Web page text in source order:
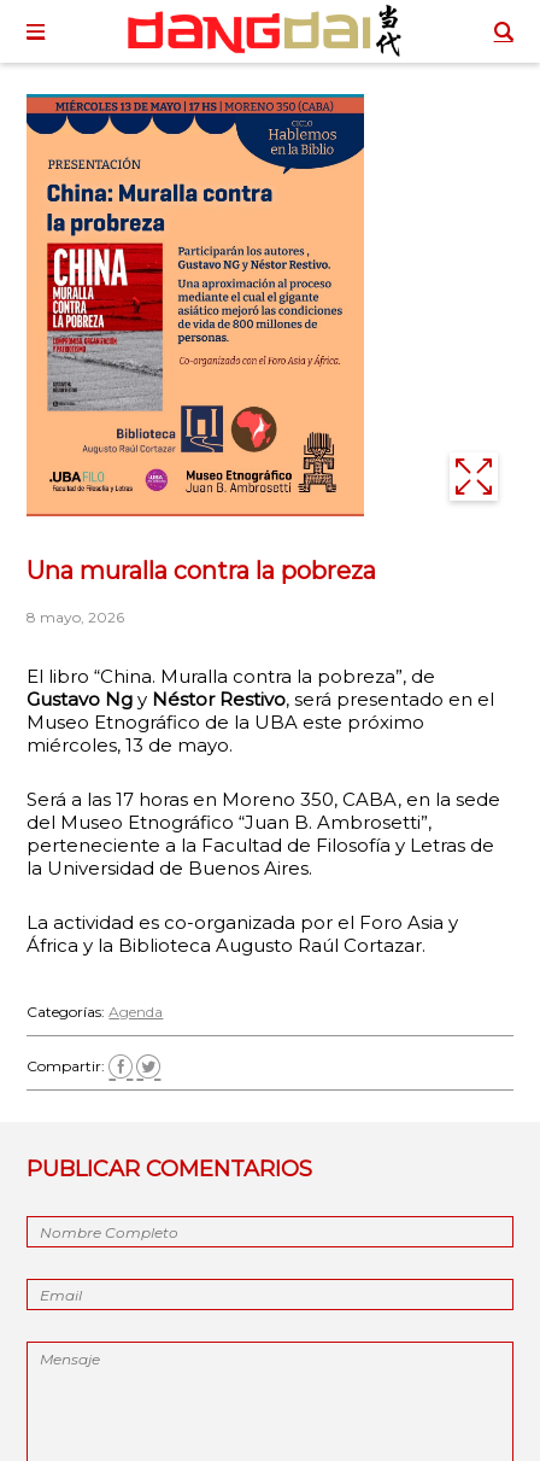
Una muralla contra la pobreza
8 mayo, 2026
El libro “China. Muralla contra la pobreza”, de
Gustavo Ngy Néstor Restivo, será presentado en el
Museo Etnográfico de la UBA este próximo
miércoles, 13 de mayo.
Será a las 17 horas en Moreno 350, CABA, en la sede
del Museo Etnográfico “Juan B. Ambrosetti”,
perteneciente a la Facultad de Filosofía y Letras de
la Universidad de Buenos Aires.
La actividad es co-organizada por el Foro Asia y
África y la Biblioteca Augusto Raúl Cortazar.
Categorías:Agenda
Compartir:
PUBLICAR COMENTARIOS